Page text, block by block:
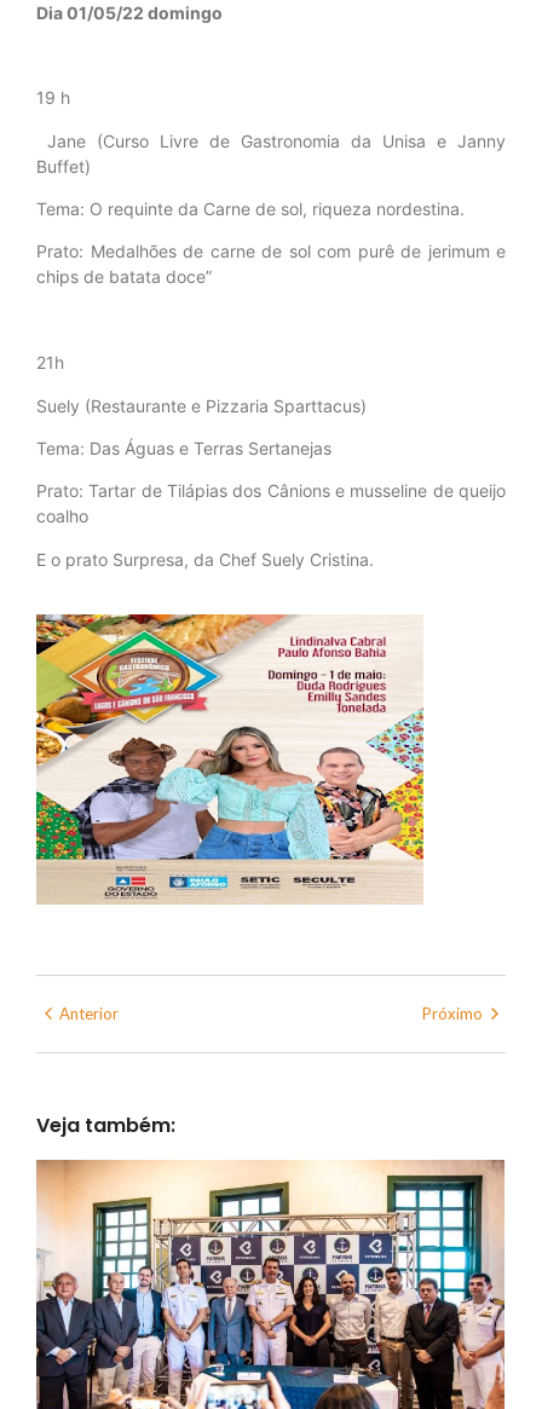
Dia 01/05/22 domingo
19 h
Jane (Curso Livre de Gastronomia da Unisa e Janny
Buffet)
Tema: O requinte da Carne de sol, riqueza nordestina.
Prato: Medalhões de carne de sol com purê de jerimum e
chips de batata doce”
21h
Suely (Restaurante e Pizzaria Sparttacus)
Tema: Das Águas e Terras Sertanejas
Prato: Tartar de Tilápias dos Cânions e musseline de queijo
coalho
E o prato Surpresa, da Chef Suely Cristina.
Anterior Próximo
Veja também: